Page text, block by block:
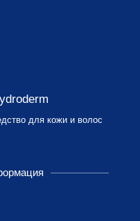
для кожи и волос